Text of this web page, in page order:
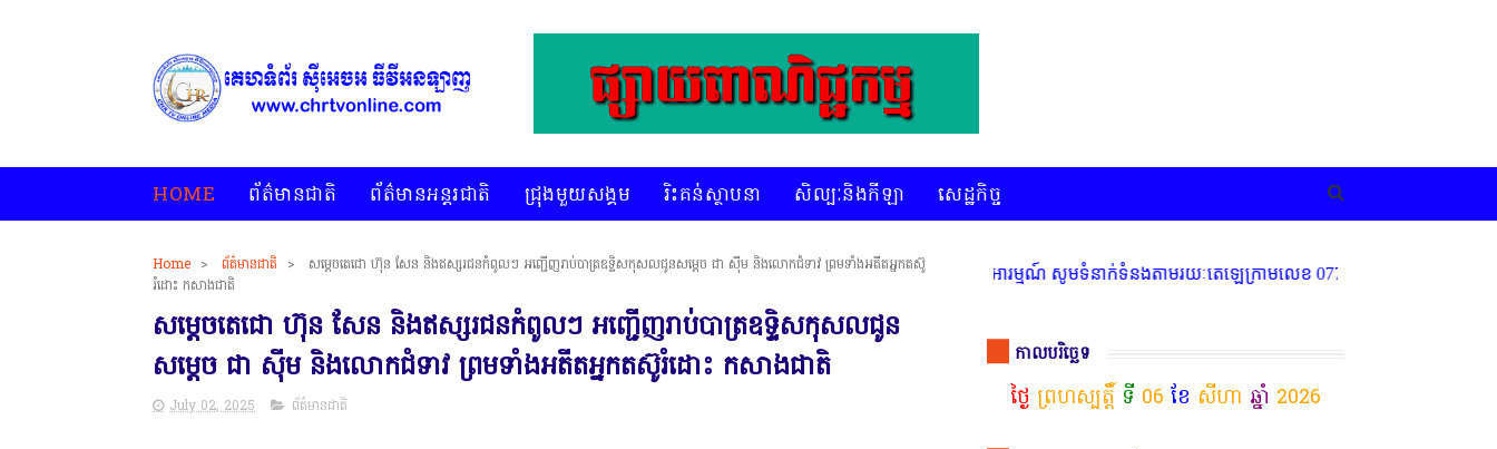
HOME ព័ត៌មានជាតិ ព័ត៌មានអន្តរជាតិ ជ្រុងមួយសង្គម រិះគន់ស្ថាបនា សិល្បៈនិងកីឡា សេដ្ឋកិច្ច
Home > ព័ត៌មានជាតិ >
សម្ដេចតេជោ ហ៊ុន សែន និងឥស្សរជនកំពូលៗ អញ្ជើញរាប់បាត្រឧទ្ទិសកុសលជូនសម្ដេច ជា សុីម និងលោកជំទាវ ព្រមទាំងអតីតអ្នកតស៊ូ
រំដោះ កសាងជាតិ
សម្ដេចតេជោ ហ៊ុន សែន និងឥស្សរជនកំពូលៗ អញ្ជើញរាប់បាត្រឧទ្ទិសកុសលជូន
សម្ដេច ជា សុីម និងលោកជំទាវ ព្រមទាំងអតីតអ្នកតស៊ូរំដោះ កសាងជាតិ
July 02, 2025 ព័ត៌មានជាតិ
* គេហទំព័រ ស៊ីអេចអធីវីអនឡាញ ជាព័ត៌មានពិត រហ័ស អព្យាក្រឹត និងរៀបចំ ជ្រើសរើស ក្រុមការងារ នៅតាមបណ្តាលរាជធានី ខេត្ត មានចំណាប់អារម្មណ៍ សូមទំនាក់ទំនងតាមរយៈតេឡេក្រាមលេខ 077 83 66 11
កាលបរិច្ឆេទ
ថ្ងៃ ព្រហស្បត្តិ៍ ទី 06 ខែ សីហា ឆ្នាំ 2026